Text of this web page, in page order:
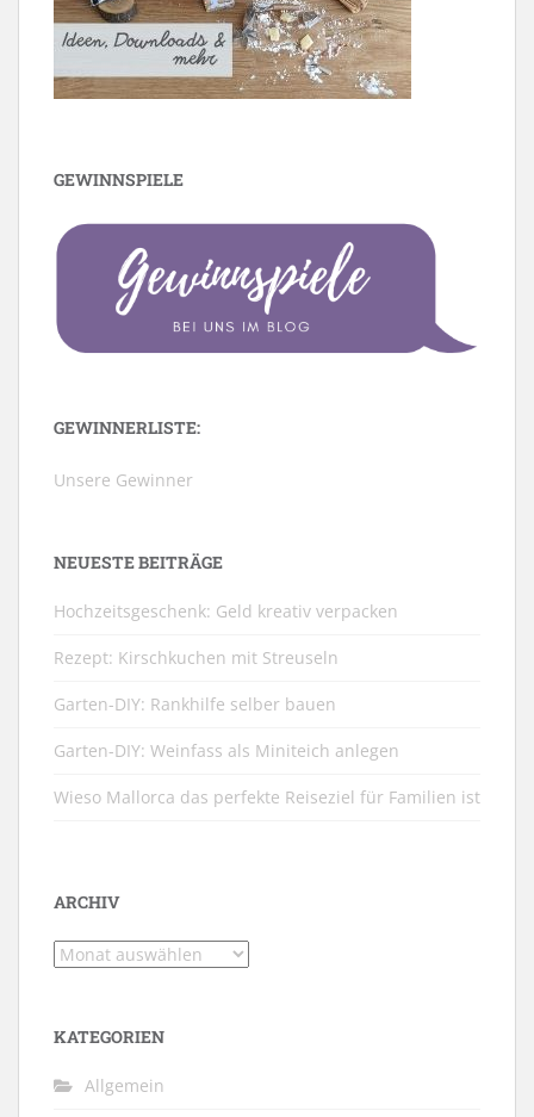
GEWINNSPIELE
GEWINNERLISTE:
Unsere Gewinner
NEUESTE BEITRÄGE
Hochzeitsgeschenk: Geld kreativ verpacken
Rezept: Kirschkuchen mit Streuseln
Garten-DIY: Rankhilfe selber bauen
Garten-DIY: Weinfass als Miniteich anlegen
Wieso Mallorca das perfekte Reiseziel für Familien ist
ARCHIV
Archiv
KATEGORIEN
Allgemein